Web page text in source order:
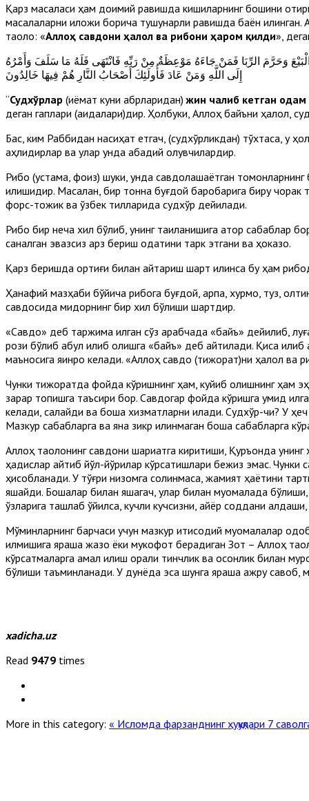
Қарз масаласи ҳам доимий равишда кишиларнинг бошини
масалаларни иложи борича тушунарли равишда баён
таоло: «Аллоҳ савдони ҳалол ва рибони ҳаром қилди»,
الْبَيْعَ وَحَرَّمَ الرِّبَا فَمَنْ جَاءَهُ مَوْعِظَةٌ مِنْ رَبِّهِ فَانْتَهَى فَلَهُ مَا سَلَفَ وَأَمْرُهُ
إِلَى اللَّهِ وَمَنْ عَادَ فَأُولَئِكَ أَصْحَابُ النَّارِ هُمْ فِيهَا خَالِدُونَ
“Судхўрлар (қиёмат куни қабрларидан)жин чалиб кетган одам
деган гаплари (ақидалари)дир. Ҳолбуки, Аллоҳ байъни ҳалол,
Бас, ким Раббидан насиҳат етгач, (судхўрликдан) тўхтаса, у
аҳлидирлар ва улар унда абадий қолувчилардир.
Рибо (устама, фоиз) шуки, унда савдолашаётган томонларнинг
қилишидир. Масалан, бир тонна буғдой баробарига биру
форс-тожик ва ўзбек тилларида судхўр дейилади.
Рибо бир неча хил бўлиб, унинг тақиқланишига қатор сабаблар
саналган эвазсиз қарз бериш одатини тарк этгани ва ҳоказо.
Қарз беришда ортиғи билан қайтариш шарт қилинса бу ҳам
Ҳанафий мазҳаби бўйича рибога буғдой, арпа, хурмо, туз,
савдосида миқдорнинг бир хил бўлиши шартдир.
«Савдо» деб таржима қилган сўз арабчада «байъ» дейилиб,
рози бўлиб қабул қилиб олишга «байъ» деб айтилади. Қисқа
маъносига яқинроқ келади. «Аллоҳ савдо (тижорат)ни ҳалол ва
Чунки тижоратда фойда кўришнинг ҳам, куйиб қолишнинг ҳам
зарар топишга таъсири бор. Савдогар фойда кўришга умид
келади, сақлайди ва бошқа хизматларни қилади. Судхўр-чи? У
Мазкур сабабларга ва яна зикр қилинмаган бошқа сабабларга
Аллоҳ таолонинг савдони шариатга киритиши, Қуръонда унинг
ҳадислар айтиб йўл-йўриқлар кўрсатишлари бежиз эмас.
ҳисобланади. У тўғри низомга солинмаса, жамият ҳаётини
яшайди. Бошқалар билан яшагач, улар билан муомалада
ўзларига ташлаб қўйилса, кучли кучсизни, айёр соддани алдаши,
Мўминларнинг барчаси учун мазкур иқтисодий муомалалар
қилмишига яраша жазо ёки мукофот берадиган Зот – Аллоҳ
кўрсатмаларга амал қилиш орқали тинчлик ва осонлик билан
бўлиши таъминланади. У дунёда эса шунга яраша ажру савоб,
xadicha.uz
Read 9479 times
More in this category: « Исломда фарзанднинг ҳуқуқлари 7